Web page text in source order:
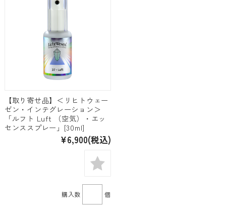
【取り寄せ品】＜リヒトウェー
ゼン・インテグレーション＞
「ルフト Luft （空気）・エッ
センススプレー」[30ml]
¥6,900(税込)
購入数 個